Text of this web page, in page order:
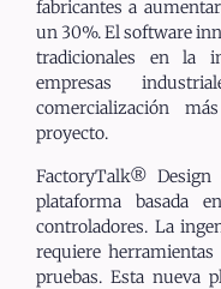
fabricantes a
un 30%. El software
tradicionales en la
empresas
comercialización
proyecto.
FactoryTalk®
plataforma basada
controladores. La
requiere
pruebas. Esta nueva